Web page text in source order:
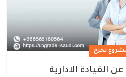
تخرج
القيادة الادارية